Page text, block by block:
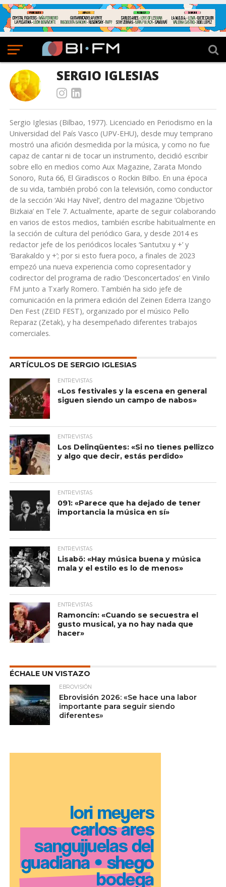
SERGIO IGLESIAS
Sergio Iglesias (Bilbao, 1977). Licenciado en Periodismo en la
Universidad del País Vasco (UPV-EHU), desde muy temprano
mostró una afición desmedida por la música, y como no fue
capaz de cantar ni de tocar un instrumento, decidió escribir
sobre ello en medios como Aux Magazine, Zarata Mondo
Sonoro, Ruta 66, El Giradiscos o Rockin Bilbo. En una época
de su vida, también probó con la televisión, como conductor
de la sección ‘Aki Hay Nivel’, dentro del magazine ‘Objetivo
Bizkaia’ en Tele 7. Actualmente, aparte de seguir colaborando
en varios de estos medios, también escribe habitualmente en
la sección de cultura del periódico Gara, y desde 2014 es
redactor jefe de los periódicos locales ‘Santutxu y +’ y
‘Barakaldo y +’; por si esto fuera poco, a finales de 2023
empezó una nueva experiencia como copresentador y
codirector del programa de radio ‘Desconcertados’ en Vinilo
FM junto a Txarly Romero. También ha sido jefe de
comunicación en la primera edición del Zeinen Ederra Izango
Den Fest (ZEID FEST), organizado por el músico Pello
Reparaz (Zetak), y ha desempeñado diferentes trabajos
comerciales.
ARTÍCULOS DE SERGIO IGLESIAS
ENTREVISTAS
«Los festivales y la escena en general
siguen siendo un campo de nabos»
ENTREVISTAS
Los Delinqüentes: «Si no tienes pellizco
y algo que decir, estás perdido»
ENTREVISTAS
091: «Parece que ha dejado de tener
importancia la música en sí»
ENTREVISTAS
Lisabö: «Hay música buena y música
mala y el estilo es lo de menos»
ENTREVISTAS
Ramoncín: «Cuando se secuestra el
gusto musical, ya no hay nada que
hacer»
ÉCHALE UN VISTAZO
EBROVISIÓN
Ebrovisión 2026: «Se hace una labor
importante para seguir siendo
diferentes»